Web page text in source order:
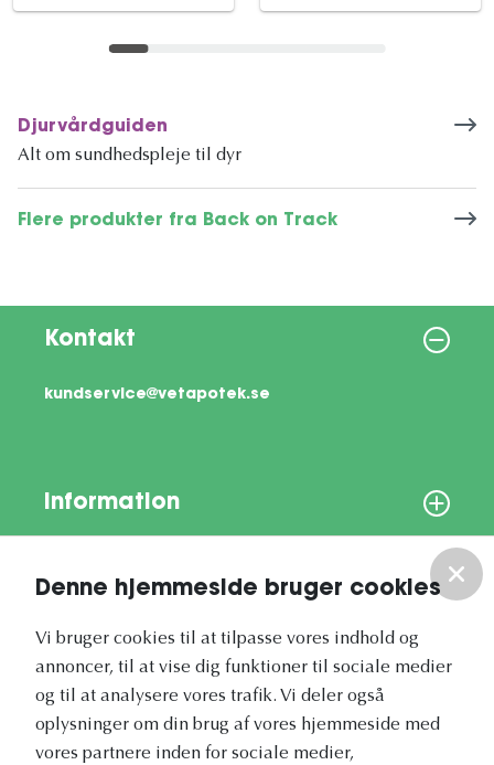
Denne hjemmeside bruger cookies
Vi bruger cookies til at tilpasse vores indhold og
annoncer, til at vise dig funktioner til sociale medier
og til at analysere vores trafik. Vi deler også
oplysninger om din brug af vores hjemmeside med
vores partnere inden for sociale medier,
Djurvårdguiden
Alt om sundhedspleje til dyr
Flere produkter fra Back on Track
Kontakt
kundservice@vetapotek.se
Information
Vores nyhedsbrev